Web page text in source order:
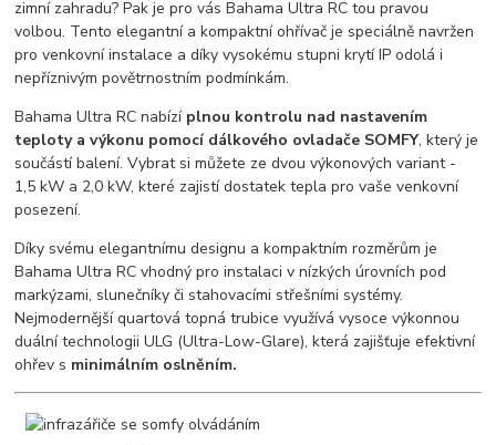
zimní zahradu? Pak je pro vás Bahama Ultra RC tou pravou
volbou. Tento elegantní a kompaktní ohřívač je speciálně navržen
pro venkovní instalace a díky vysokému stupni krytí IP odolá i
nepříznivým povětrnostním podmínkám.
Bahama Ultra RC nabízí plnou kontrolu nad nastavením
teploty a výkonu pomocí dálkového ovladače SOMFY, který je
součástí balení. Vybrat si můžete ze dvou výkonových variant -
1,5 kW a 2,0 kW, které zajistí dostatek tepla pro vaše venkovní
posezení.
Díky svému elegantnímu designu a kompaktním rozměrům je
Bahama Ultra RC vhodný pro instalaci v nízkých úrovních pod
markýzami, slunečníky či stahovacími střešními systémy.
Nejmodernější quartová topná trubice využívá vysoce výkonnou
duální technologii ULG (Ultra-Low-Glare), která zajišťuje efektivní
ohřev s minimálním oslněním.